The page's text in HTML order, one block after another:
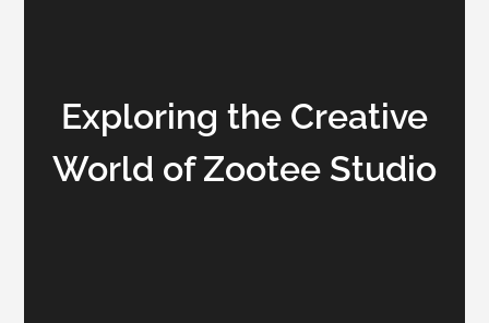
Exploring the Creative
World of Zootee Studio